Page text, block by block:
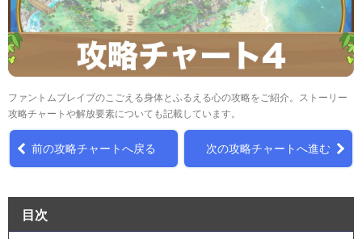
ファントムブレイブのこごえる身体とふるえる心の攻略をご紹介。ストーリー
攻略チャートや解放要素についても記載しています。
前の攻略チャートへ戻る 次の攻略チャートへ進む
目次